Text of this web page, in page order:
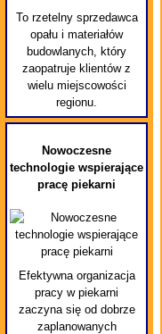
To rzetelny sprzedawca
opału i materiałów
budowlanych, który
zaopatruje klientów z
wielu miejscowości
regionu.
Nowoczesne
technologie wspierające
pracę piekarni
Efektywna organizacja
pracy w piekarni
zaczyna się od dobrze
zaplanowanych